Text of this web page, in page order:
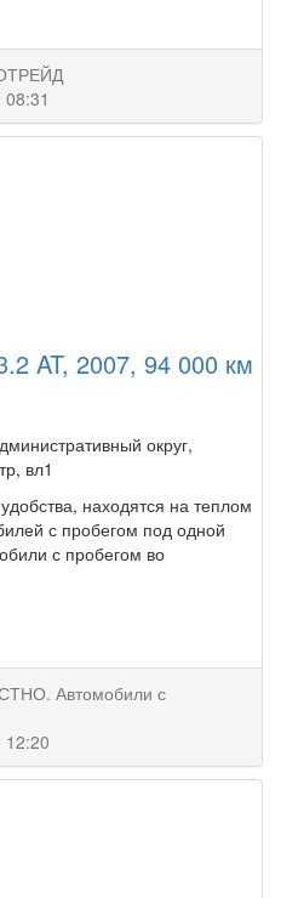
AT, 2007, 94 000 км
округ,
вл1
находятся на теплом
с пробегом под одной
с пробегом во
Автомобили с
12:20